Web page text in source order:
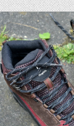
Posted in